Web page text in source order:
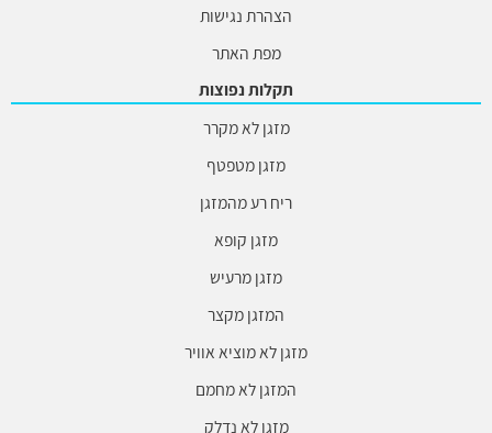
הצהרת נגישות
מפת האתר
תקלות נפוצות
מזגן לא מקרר
מזגן מטפטף
ריח רע מהמזגן
מזגן קופא
מזגן מרעיש
המזגן מקצר
מזגן לא מוציא אוויר
המזגן לא מחמם
מזגן לא נדלק